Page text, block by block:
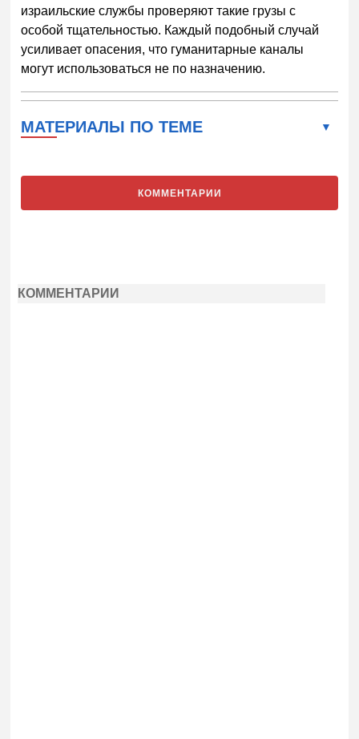
израильские службы проверяют такие грузы с
особой тщательностью. Каждый подобный случай
усиливает опасения, что гуманитарные каналы
могут использоваться не по назначению.
МАТЕРИАЛЫ ПО ТЕМЕ
КОММЕНТАРИИ
КОММЕНТАРИИ